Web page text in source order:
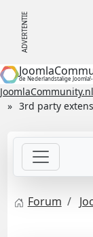
de Nederlandstalige
JoomlaCommunity.nl
3rd party
Forum